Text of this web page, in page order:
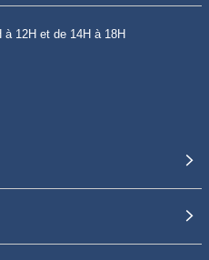
à 12H et de 14H à 18H